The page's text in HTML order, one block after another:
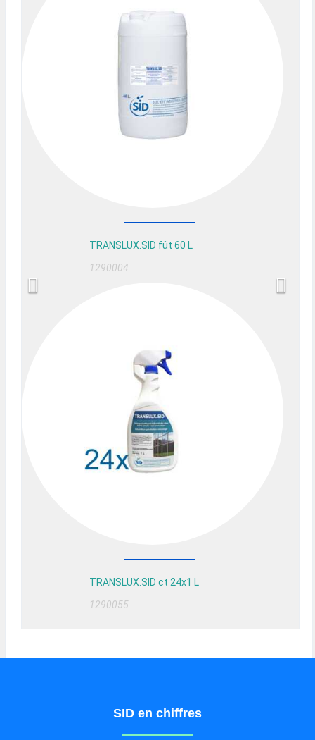
TRANSLUX.SID fût 60 L
1290004
TRANSLUX.SID ct 24x1 L
1290055
SID en chiffres